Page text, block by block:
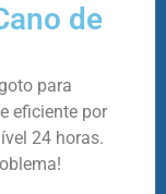
de
para
eficiente por
24 horas.